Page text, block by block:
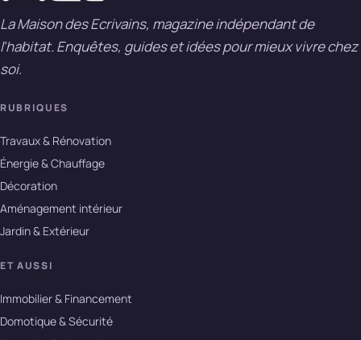
La Maison des Ecrivains, magazine indépendant de
l'habitat. Enquêtes, guides et idées pour mieux vivre chez
soi.
RUBRIQUES
Travaux & Rénovation
Énergie & Chauffage
Décoration
Aménagement intérieur
Jardin & Extérieur
ET AUSSI
Immobilier & Financement
Domotique & Sécurité